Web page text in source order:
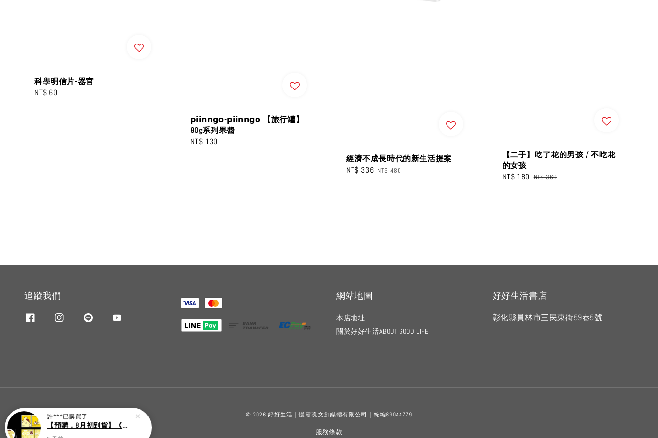
科學明信片-器官
Regular
NT$ 60
𝗽𝗶𝗶𝗻𝗻𝗴𝗼-𝗽𝗶𝗶𝗻𝗻𝗴𝗼 【旅行罐】
80g系列果醬
Regular
NT$ 130
經濟不成長時代的新生活提案
Sale
NT$ 336 Regular
NT$ 480
【二手】吃了花的男孩 / 不吃花
的女孩
Sale
NT$ 180 Regular
NT$ 360
追蹤我們 網站地圖
本店地址
關於好好生活ABOUT GOOD LIFE
好好生活書店
彰化縣員林市三民東街59巷5號
© 2026 好好生活｜慢靈魂文創媒體有限公司｜統編83044779
服務條款
許***已購買了
【預購，8月初到貨】《大誌雜誌 7月號 第 196 期》封面：布丁狗